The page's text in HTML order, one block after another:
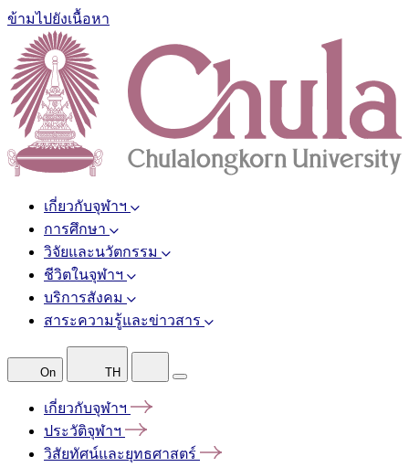
ข้ามไปยังเนื้อหา
เกี่ยวกับจุฬาฯ
การศึกษา
วิจัยและนวัตกรรม
ชีวิตในจุฬาฯ
บริการสังคม
สาระความรู้และข่าวสาร
On TH
เกี่ยวกับจุฬาฯ
ประวัติจุฬาฯ
วิสัยทัศน์และยุทธศาสตร์